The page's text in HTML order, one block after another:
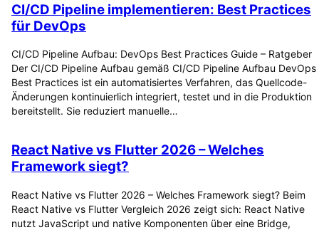
CI/CD Pipeline implementieren: Best Practices
für DevOps
CI/CD Pipeline Aufbau: DevOps Best Practices Guide – Ratgeber
Der CI/CD Pipeline Aufbau gemäß CI/CD Pipeline Aufbau DevOps
Best Practices ist ein automatisiertes Verfahren, das Quellcode-
Änderungen kontinuierlich integriert, testet und in die Produktion
bereitstellt. Sie reduziert manuelle…
React Native vs Flutter 2026 – Welches
Framework siegt?
React Native vs Flutter 2026 – Welches Framework siegt? Beim
React Native vs Flutter Vergleich 2026 zeigt sich: React Native
nutzt JavaScript und native Komponenten über eine Bridge,